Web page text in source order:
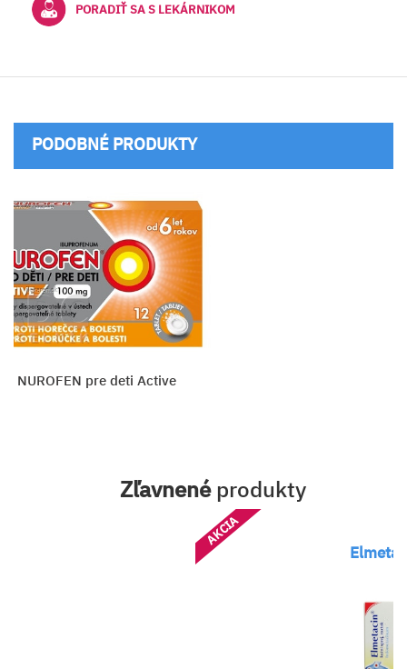
PORADIŤ SA S LEKÁRNIKOM
PODOBNÉ PRODUKTY
NUROFEN pre deti Active
Zľavnenéprodukty
AKCIA